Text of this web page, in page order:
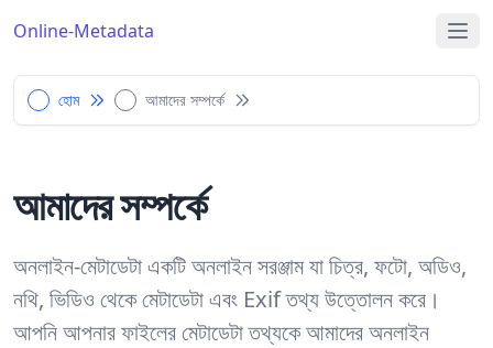
Online-Metadata
হোম আমাদের সম্পর্কে
আমাদের সম্পর্কে
অনলাইন-মেটাডেটা একটি অনলাইন সরঞ্জাম যা চিত্র, ফটো, অডিও,
নথি, ভিডিও থেকে মেটাডেটা এবং Exif তথ্য উত্তোলন করে।
আপনি আপনার ফাইলের মেটাডেটা তথ্যকে আমাদের অনলাইন